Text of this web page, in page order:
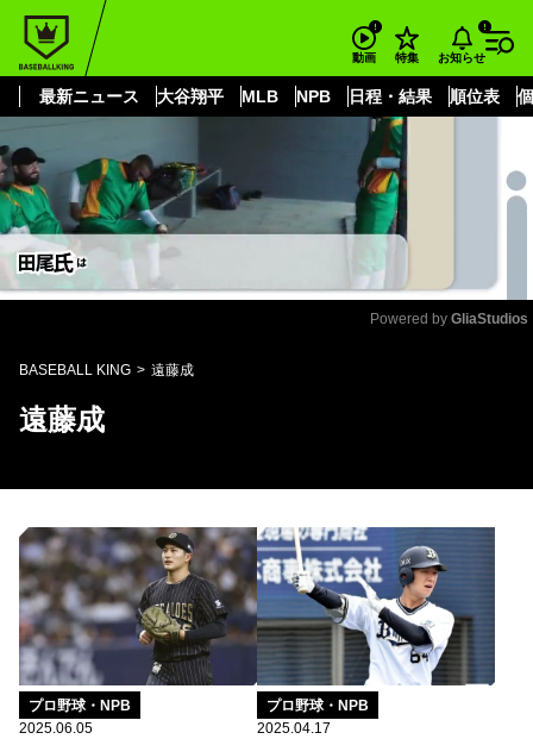
動画 特集 お知らせ
最新ニュース 大谷翔平 MLB NPB 日程・結果 順位表
もっと見る
Powered by GliaStudios
BASEBALL KING 遠藤成
遠藤成
プロ野球・NPB
2025.06.05
プロ野球・NPB
2025.04.17